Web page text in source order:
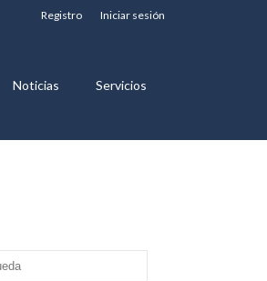
Registro Iniciar sesión
Noticias Servicios